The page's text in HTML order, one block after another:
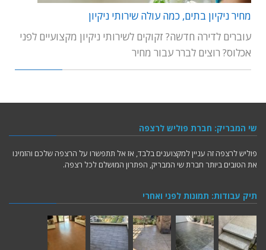
מחיר ניקיון בתים, כמה עולה שירותי ניקיון
עוברים לדירה חדשה? זקוקים לשירותי ניקיון מקצועיים לפני
אכלוס? רוצים לברר עבור מחיר
שי המבריק: חברת פוליש לרצפה
פוליש לרצפה זה עניין למקצוענים בלבד, אז אל תתפשרו על הרצפה שלכם והזמינו
את הטובים ביותר חברת שי המבריק, הפתרון המושלם לכל רצפה.
תיק עבודות: תמונות לפני ואחרי